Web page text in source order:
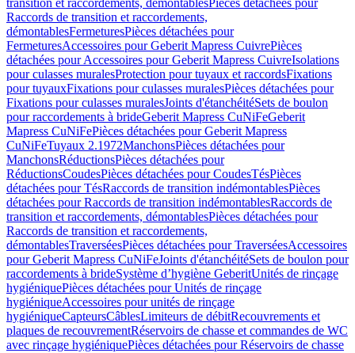
transition et raccordements, démontablesPièces détachées pour
Raccords de transition et raccordements,
démontablesFermeturesPièces détachées pour
FermeturesAccessoires pour Geberit Mapress CuivrePièces
détachées pour Accessoires pour Geberit Mapress CuivreIsolations
pour culasses muralesProtection pour tuyaux et raccordsFixations
pour tuyauxFixations pour culasses muralesPièces détachées pour
Fixations pour culasses muralesJoints d'étanchéitéSets de boulon
pour raccordements à brideGeberit Mapress CuNiFeGeberit
Mapress CuNiFePièces détachées pour Geberit Mapress
CuNiFeTuyaux 2.1972ManchonsPièces détachées pour
ManchonsRéductionsPièces détachées pour
RéductionsCoudesPièces détachées pour CoudesTésPièces
détachées pour TésRaccords de transition indémontablesPièces
détachées pour Raccords de transition indémontablesRaccords de
transition et raccordements, démontablesPièces détachées pour
Raccords de transition et raccordements,
démontablesTraverséesPièces détachées pour TraverséesAccessoires
pour Geberit Mapress CuNiFeJoints d'étanchéitéSets de boulon pour
raccordements à brideSystème d’hygiène GeberitUnités de rinçage
hygiéniquePièces détachées pour Unités de rinçage
hygiéniqueAccessoires pour unités de rinçage
hygiéniqueCapteursCâblesLimiteurs de débitRecouvrements et
plaques de recouvrementRéservoirs de chasse et commandes de WC
avec rinçage hygiéniquePièces détachées pour Réservoirs de chasse